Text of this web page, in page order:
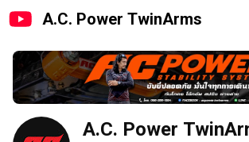
A.C. Power TwinArms
A.C. Power